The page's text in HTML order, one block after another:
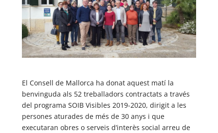
El Consell de Mallorca ha donat aquest matí la
benvinguda als 52 treballadors contractats a través
del programa SOIB Visibles 2019-2020, dirigit a les
persones aturades de més de 30 anys i que
executaran obres o serveis d’interès social arreu de